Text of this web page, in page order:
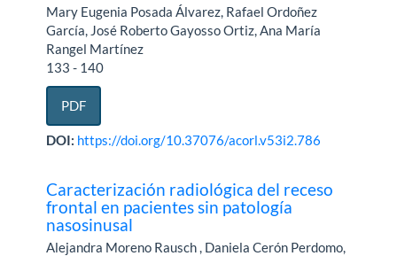
Mary Eugenia Posada Álvarez, Rafael Ordoñez
García, José Roberto Gayosso Ortiz, Ana María
Rangel Martínez
133 - 140
PDF
DOI: https://doi.org/10.37076/acorl.v53i2.786
Caracterización radiológica del receso
frontal en pacientes sin patología
nasosinusal
Alejandra Moreno Rausch , Daniela Cerón Perdomo,